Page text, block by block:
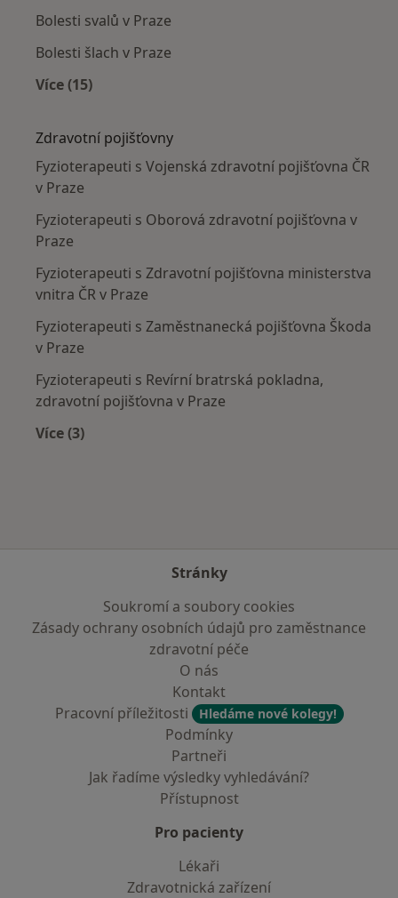
Bolesti svalů v Praze
Bolesti šlach v Praze
Více (15)
Zdravotní pojišťovny
Fyzioterapeuti s Vojenská zdravotní pojišťovna ČR
v Praze
Fyzioterapeuti s Oborová zdravotní pojišťovna v
Praze
Fyzioterapeuti s Zdravotní pojišťovna ministerstva
vnitra ČR v Praze
Fyzioterapeuti s Zaměstnanecká pojišťovna Škoda
v Praze
Fyzioterapeuti s Revírní bratrská pokladna,
zdravotní pojišťovna v Praze
Více (3)
Stránky
Soukromí a soubory cookies
Zásady ochrany osobních údajů pro zaměstnance
zdravotní péče
O nás
Kontakt
Pracovní příležitosti
Hledáme nové kolegy!
Podmínky
Partneři
Jak řadíme výsledky vyhledávání?
Přístupnost
Pro pacienty
Lékaři
Zdravotnická zařízení